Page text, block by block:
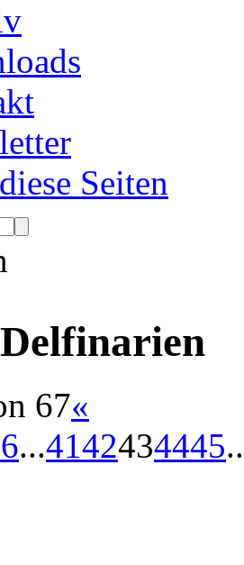
Seiten
Delfinarien
67«
6...4142434445